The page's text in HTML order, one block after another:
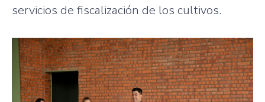
servicios de fiscalización de los cultivos.